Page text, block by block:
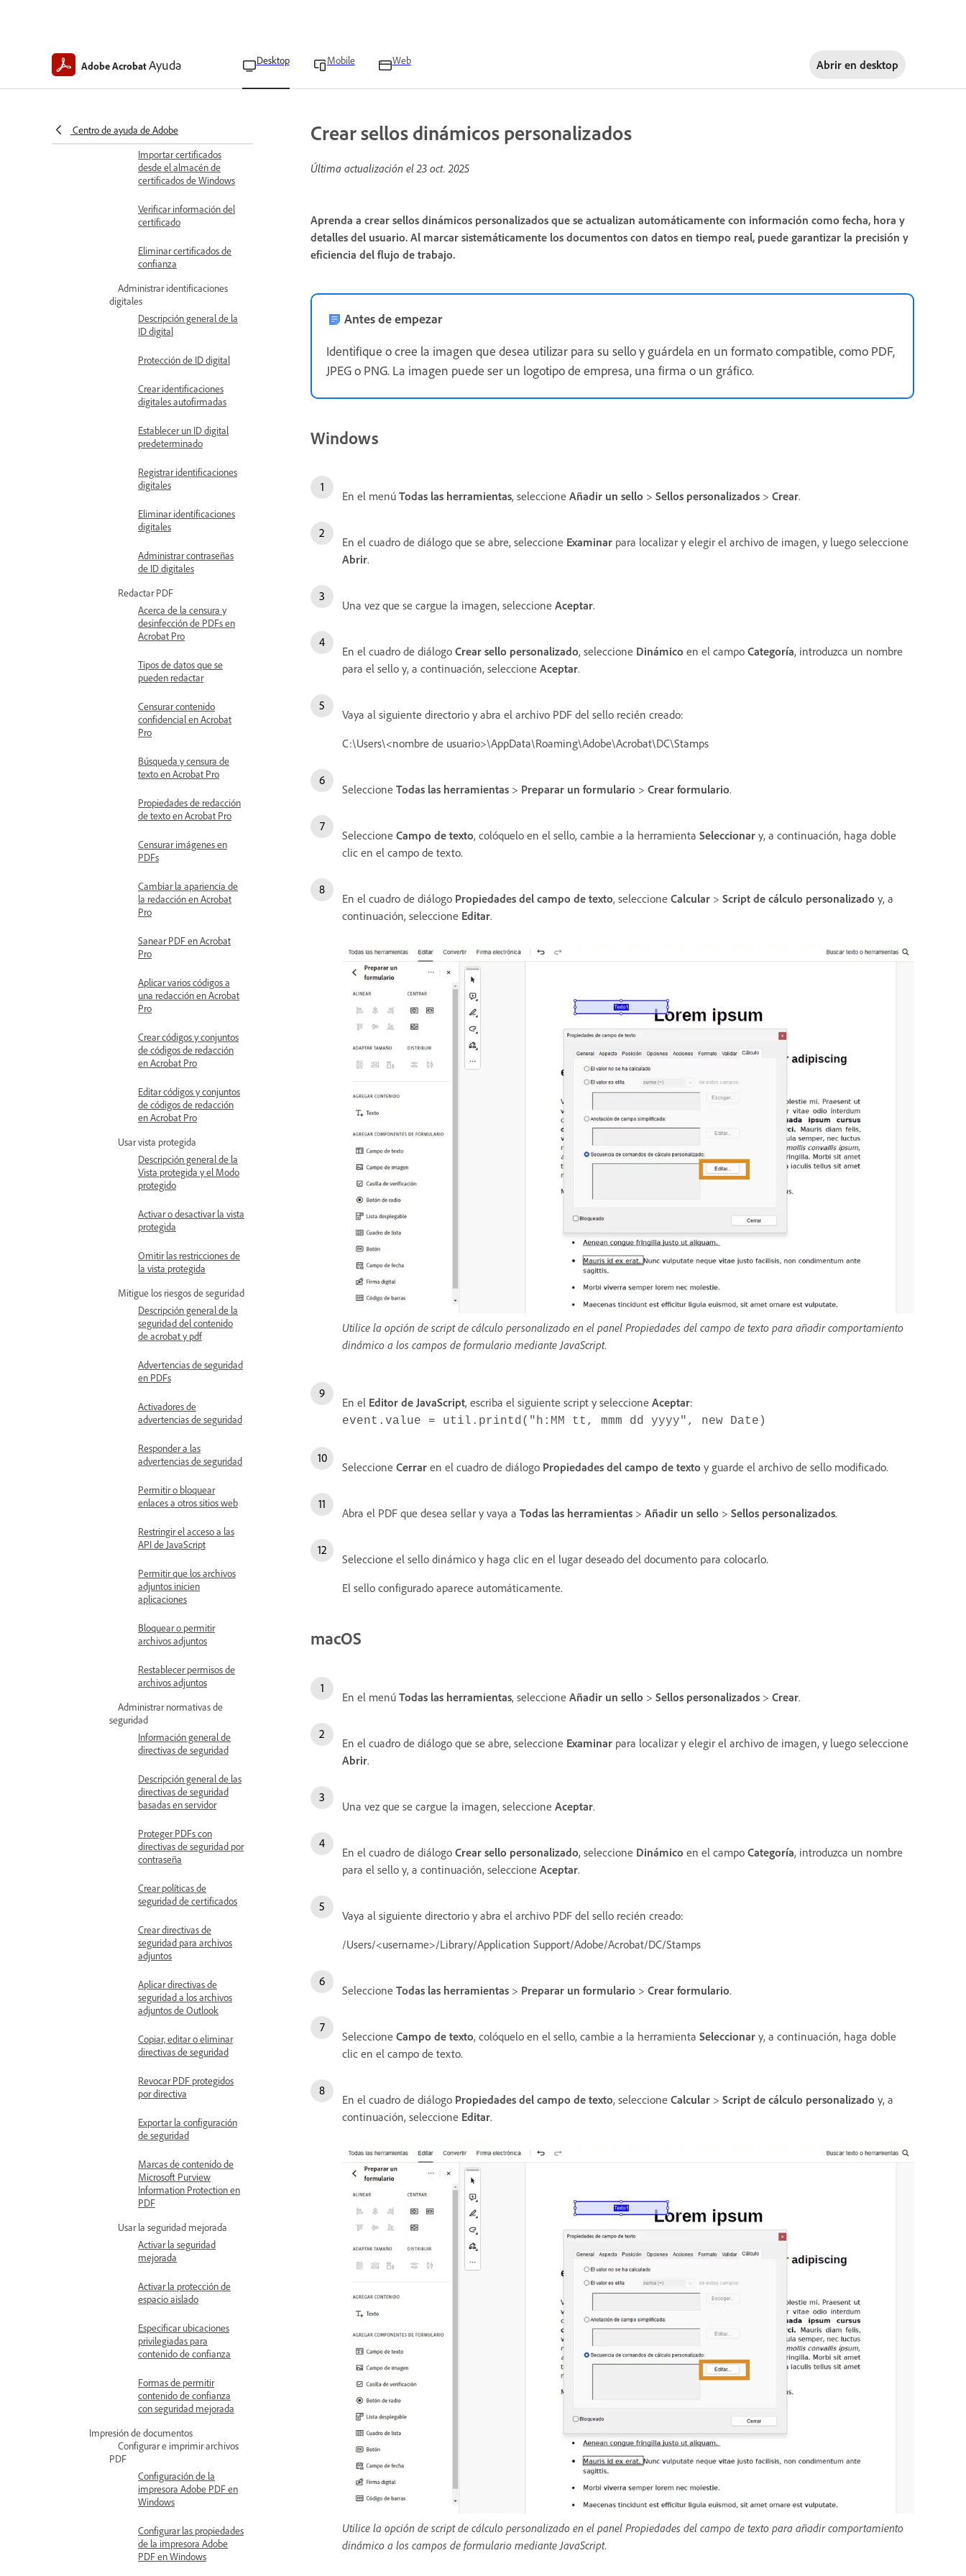
Adobe AcrobatAyuda Desktop Mobile Web Abrir en desktop
Centro de ayuda de Adobe
Importación de
certificados de firmas
desde correos electrónicos
Importar certificados
desde el almacén de
certificados de Windows
Verificar información del
certificado
Eliminar certificados de
confianza
Administrar identificaciones
digitales
Descripción general de la
ID digital
Protección de ID digital
Crear identificaciones
digitales autofirmadas
Establecer un ID digital
predeterminado
Registrar identificaciones
digitales
Eliminar identificaciones
digitales
Administrar contraseñas
de ID digitales
Redactar PDF
Acerca de la censura y
desinfección de PDFs en
Acrobat Pro
Tipos de datos que se
pueden redactar
Censurar contenido
confidencial en Acrobat
Pro
Búsqueda y censura de
texto en Acrobat Pro
Propiedades de redacción
de texto en Acrobat Pro
Censurar imágenes en
PDFs
Cambiar la apariencia de
la redacción en Acrobat
Pro
Sanear PDF en Acrobat
Pro
Aplicar varios códigos a
una redacción en Acrobat
Pro
Crear códigos y conjuntos
de códigos de redacción
en Acrobat Pro
Editar códigos y conjuntos
de códigos de redacción
en Acrobat Pro
Usar vista protegida
Descripción general de la
Vista protegida y el Modo
protegido
Activar o desactivar la vista
protegida
Omitir las restricciones de
la vista protegida
Mitigue los riesgos de seguridad
Descripción general de la
seguridad del contenido
de acrobat y pdf
Advertencias de seguridad
en PDFs
Activadores de
advertencias de seguridad
Responder a las
advertencias de seguridad
Permitir o bloquear
enlaces a otros sitios web
Restringir el acceso a las
API de JavaScript
Permitir que los archivos
adjuntos inicien
aplicaciones
Bloquear o permitir
archivos adjuntos
Restablecer permisos de
archivos adjuntos
Administrar normativas de
seguridad
Información general de
directivas de seguridad
Descripción general de las
directivas de seguridad
basadas en servidor
Proteger PDFs con
directivas de seguridad por
contraseña
Crear políticas de
seguridad de certificados
Crear directivas de
seguridad para archivos
adjuntos
Aplicar directivas de
seguridad a los archivos
adjuntos de Outlook
Copiar, editar o eliminar
directivas de seguridad
Revocar PDF protegidos
por directiva
Exportar la configuración
de seguridad
Marcas de contenido de
Microsoft Purview
Information Protection en
PDF
Usar la seguridad mejorada
Activar la seguridad
mejorada
Activar la protección de
espacio aislado
Especificar ubicaciones
privilegiadas para
contenido de confianza
Formas de permitir
contenido de confianza
con seguridad mejorada
Impresión de documentos
Configurar e imprimir archivos
PDF
Configuración de la
impresora Adobe PDF en
Windows
Configurar las propiedades
de la impresora Adobe
PDF en Windows
Crear sellos dinámicos personalizados
Última actualización el23 oct. 2025
Aprenda a crear sellos dinámicos personalizados que se actualizan automáticamente con información como fecha, hora y
detalles del usuario. Al marcar sistemáticamente los documentos con datos en tiempo real, puede garantizar la precisión y
eficiencia del flujo de trabajo.
Antes de empezar
Identifique o cree la imagen que desea utilizar para su sello y guárdela en un formato compatible, como PDF,
JPEG o PNG. La imagen puede ser un logotipo de empresa, una firma o un gráfico.
Windows
En el menú Todas las herramientas, seleccione Añadir un sello > Sellos personalizados > Crear.
En el cuadro de diálogo que se abre, seleccione Examinar para localizar y elegir el archivo de imagen, y luego seleccione
Abrir.
Una vez que se cargue la imagen, seleccione Aceptar.
En el cuadro de diálogo Crear sello personalizado, seleccione Dinámico en el campo Categoría, introduzca un nombre
para el sello y, a continuación, seleccione Aceptar.
Vaya al siguiente directorio y abra el archivo PDF del sello recién creado:
C:\Users\<nombre de usuario>\AppData\Roaming\Adobe\Acrobat\DC\Stamps
Seleccione Todas las herramientas > Preparar un formulario > Crear formulario.
Seleccione Campo de texto, colóquelo en el sello, cambie a la herramienta Seleccionar y, a continuación, haga doble
clic en el campo de texto.
En el cuadro de diálogo Propiedades del campo de texto, seleccione Calcular > Script de cálculo personalizado y, a
continuación, seleccione Editar.
Utilice la opción de script de cálculo personalizado en el panel Propiedades del campo de texto para añadir comportamiento
dinámico a los campos de formulario mediante JavaScript.
En el Editor de JavaScript, escriba el siguiente script y seleccione Aceptar:
event.value = util.printd("h:MM tt, mmm dd yyyy", new Date)
Seleccione Cerrar en el cuadro de diálogo Propiedades del campo de texto y guarde el archivo de sello modificado.
Abra el PDF que desea sellar y vaya a Todas las herramientas > Añadir un sello > Sellos personalizados.
Seleccione el sello dinámico y haga clic en el lugar deseado del documento para colocarlo.
El sello configurado aparece automáticamente.
macOS
En el menú Todas las herramientas, seleccione Añadir un sello > Sellos personalizados > Crear.
En el cuadro de diálogo que se abre, seleccione Examinar para localizar y elegir el archivo de imagen, y luego seleccione
Abrir.
Una vez que se cargue la imagen, seleccione Aceptar.
En el cuadro de diálogo Crear sello personalizado, seleccione Dinámico en el campo Categoría, introduzca un nombre
para el sello y, a continuación, seleccione Aceptar.
Vaya al siguiente directorio y abra el archivo PDF del sello recién creado:
/Users/<username>/Library/Application Support/Adobe/Acrobat/DC/Stamps
Seleccione Todas las herramientas > Preparar un formulario > Crear formulario.
Seleccione Campo de texto, colóquelo en el sello, cambie a la herramienta Seleccionar y, a continuación, haga doble
clic en el campo de texto.
En el cuadro de diálogo Propiedades del campo de texto, seleccione Calcular > Script de cálculo personalizado y, a
continuación, seleccione Editar.
Utilice la opción de script de cálculo personalizado en el panel Propiedades del campo de texto para añadir comportamiento
dinámico a los campos de formulario mediante JavaScript.